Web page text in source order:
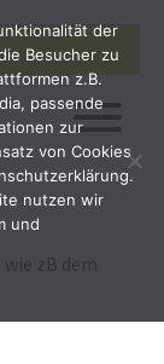
Search
for:
SEARCH
zB dem
der
Besucher zu
z.B.
passende
zur
von Cookies
nutzen wir
und